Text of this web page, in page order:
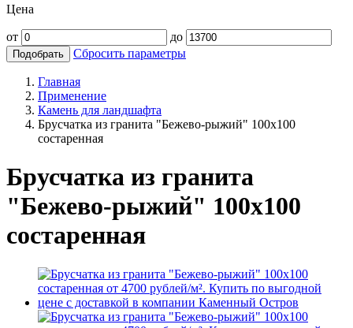
Цена
от до
Подобрать Сбросить параметры
Главная
Применение
Камень для ландшафта
Брусчатка из гранита "Бежево-рыжий" 100х100
состаренная
Брусчатка из гранита
"Бежево-рыжий" 100х100
состаренная